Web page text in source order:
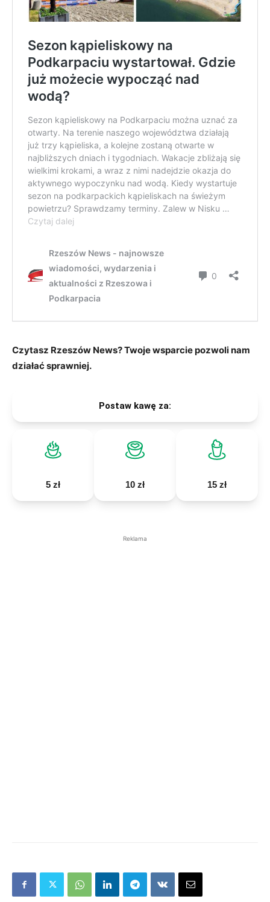
Czytasz Rzeszów News? Twoje wsparcie pozwoli nam
działać sprawniej.
Postaw kawę za:
5 zł 10 zł 15 zł
Reklama